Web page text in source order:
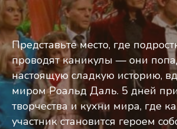
Представьте место, где
проводят каникулы — они
настоящую сладкую историю,
миром Роальд Даль. ‎5 дней
творчества и кухни мира, где
участник становится героем